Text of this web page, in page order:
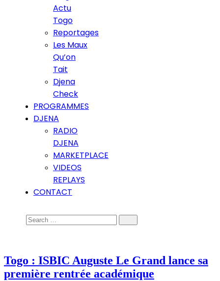
Actu
Togo
Reportages
Les Maux
Qu’on
Tait
Djena
Check
PROGRAMMES
DJENA
RADIO
DJENA
MARKETPLACE
VIDEOS
REPLAYS
CONTACT
Togo : ISBIC Auguste Le Grand lance sa
première rentrée académique